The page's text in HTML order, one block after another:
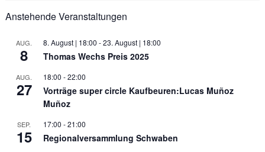
Anstehende Veranstaltungen
AUG.
8
8. August | 18:00 -23. August | 18:00
Thomas Wechs Preis 2025
AUG.
27
18:00 -22:00
Vorträge super circle Kaufbeuren:Lucas Muñoz
Muñoz
SEP.
15
17:00 -21:00
Regionalversammlung Schwaben